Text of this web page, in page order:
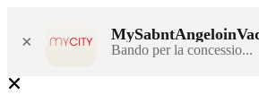
× Bando per la concessio...